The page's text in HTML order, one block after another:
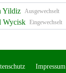
Ausgewechselt
Yildiz
Eingewechselt
Wycisk
Impressum